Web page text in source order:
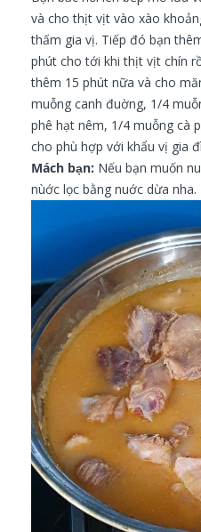
và cho thịt vịt vào xào
thấm gia vị. Tiếp đó bạn
phút cho tới khi thịt vịt chín
thêm 15 phút nữa và cho
muỗng canh đuờng, 1/4
phê hạt nêm, 1/4 muỗng cà
cho phù hợp với khẩu vị gia
Mách bạn: Nếu bạn muốn
nùớc lọc bằng nuớc dừa nha.